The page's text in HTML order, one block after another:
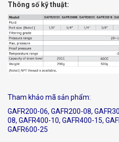
Thông số kỹ thuật:
Tham khảo mã sản phẩm:
GAFR200-06, GAFR200-08,
08, GAFR400-10, GAFR400-15,
GAFR600-25